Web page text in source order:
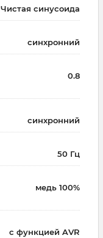
Чистая синусоида
синхронний
0.8
синхронний
50 Гц
медь 100%
с функцией AVR